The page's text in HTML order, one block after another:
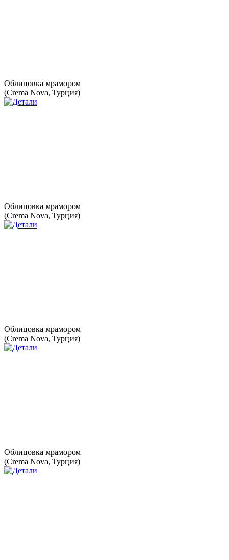
Облицовка мрамором
(Crema Nova, Турция)
Облицовка мрамором
(Crema Nova, Турция)
Облицовка мрамором
(Crema Nova, Турция)
Облицовка мрамором
(Crema Nova, Турция)